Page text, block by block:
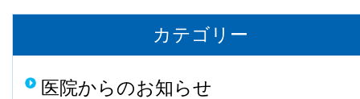
カテゴリー
医院からのお知らせ